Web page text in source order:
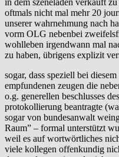
oftmals nicht mal mehr 20
unserer wahrnehmung nach
vorm OLG nebenbei
wohlleben irgendwann mal
zu haben, übrigens explizit
sogar, dass speziell bei
empfundenen zeugen die
o.g. generellen beschlusses
protokollierung beantragte
sogar von bundesanwalt
Raum” – formal unterstützt
weil es auf wortwörtliches
viele kollegen offenkundig